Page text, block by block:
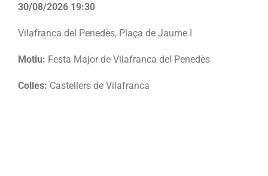
30/08/2026 19:30
Vilafranca del Penedès, Plaça de Jaume I
Motiu: Festa Major de Vilafranca del Penedès
Colles: Castellers de Vilafranca